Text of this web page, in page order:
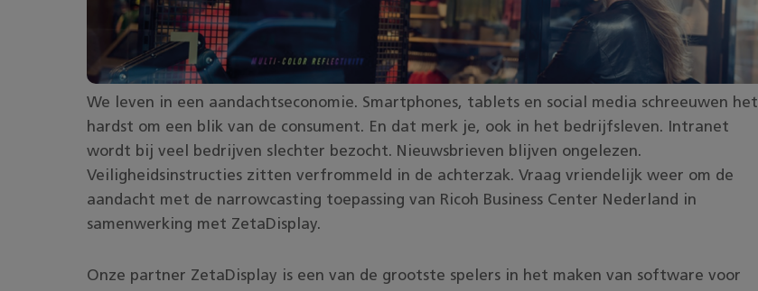
We leven in een aandachtseconomie. Smartphones, tablets en social media schreeuwen het
hardst om een blik van de consument. En dat merk je, ook in het bedrijfsleven. Intranet
wordt bij veel bedrijven slechter bezocht. Nieuwsbrieven blijven ongelezen.
Veiligheidsinstructies zitten verfrommeld in de achterzak. Vraag vriendelijk weer om de
aandacht met de narrowcasting toepassing van Ricoh Business Center Nederland in
samenwerking met ZetaDisplay.
Onze partner ZetaDisplay is een van de grootste spelers in het maken van software voor